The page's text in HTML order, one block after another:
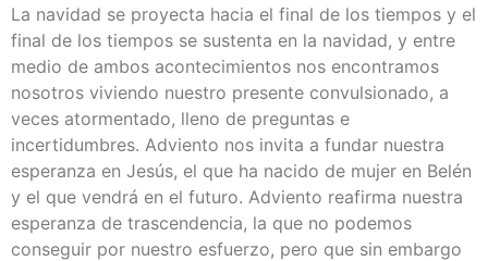
La navidad se proyecta hacia el final de los tiempos y el
final de los tiempos se sustenta en la navidad, y entre
medio de ambos acontecimientos nos encontramos
nosotros viviendo nuestro presente convulsionado, a
veces atormentado, lleno de preguntas e
incertidumbres. Adviento nos invita a fundar nuestra
esperanza en Jesús, el que ha nacido de mujer en Belén
y el que vendrá en el futuro. Adviento reafirma nuestra
esperanza de trascendencia, la que no podemos
conseguir por nuestro esfuerzo, pero que sin embargo